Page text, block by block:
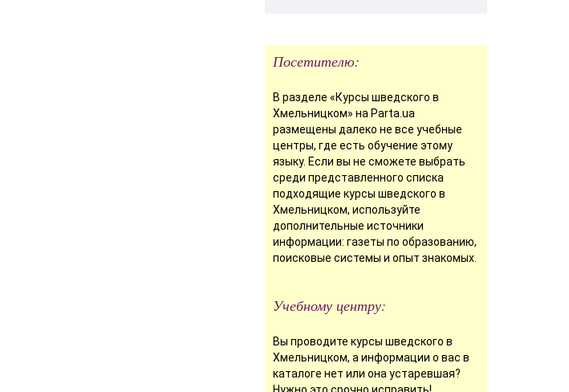
Посетителю:
В разделе «Курсы шведского в
Хмельницком» на Parta.ua
размещены далеко не все учебные
центры, где есть обучение этому
языку. Если вы не сможете выбрать
среди представленного списка
подходящие курсы шведского в
Хмельницком, используйте
дополнительные источники
информации: газеты по образованию,
поисковые системы и опыт знакомых.
Учебному центру:
Вы проводите курсы шведского в
Хмельницком, а информации о вас в
каталоге нет или она устаревшая?